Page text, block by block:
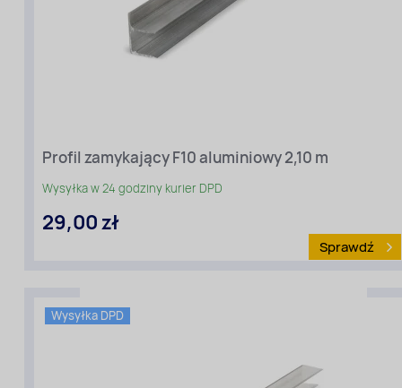
Profil zamykający F10 aluminiowy 2,10 m
Wysyłka w 24 godziny kurier DPD
29,00 zł
Sprawdź
Rodzaj
Wysyłka DPD